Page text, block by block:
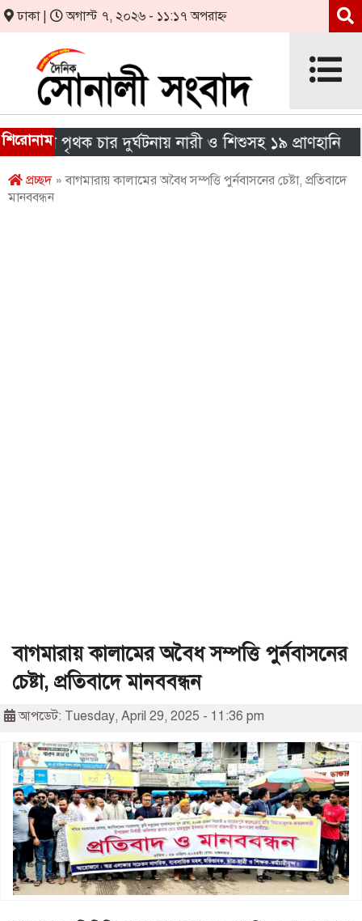
ঢাকা | অগাস্ট ৭, ২০২৬ - ১১:১৭ অপরাহ্ন
শিরোনাম
পৃথক চার দুর্ঘটনায় নারী ও শিশুসহ ১৯ প্রাণহানি
প্রচ্ছদ» বাগমারায় কালামের অবৈধ সম্পত্তি পুর্নবাসনের চেষ্টা, প্রতিবাদে
মানববন্ধন
বাগমারায় কালামের অবৈধ সম্পত্তি পুর্নবাসনের
চেষ্টা, প্রতিবাদে মানববন্ধন
আপডেট: Tuesday, April 29, 2025 - 11:36 pm